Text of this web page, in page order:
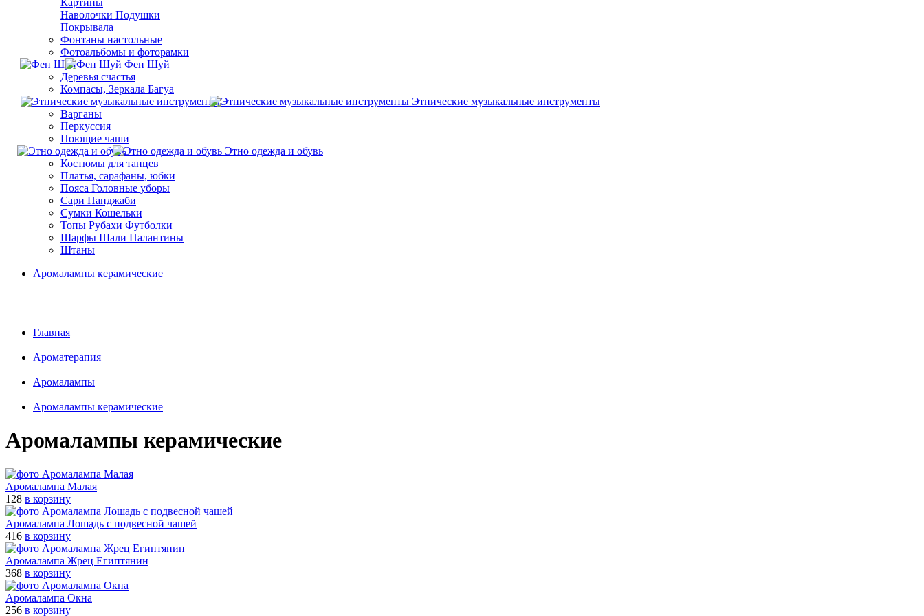
Картины
Наволочки Подушки
Покрывала
Фонтаны настольные
Фотоальбомы и фоторамки
Фен Шуй
Деревья счастья
Компасы, Зеркала Багуа
Этнические музыкальные инструменты
Варганы
Перкуссия
Поющие чаши
Этно одежда и обувь
Костюмы для танцев
Платья, сарафаны, юбки
Пояса Головные уборы
Сари Панджаби
Сумки Кошельки
Топы Рубахи Футболки
Шарфы Шали Палантины
Штаны
Aромалампы керамические
Главная
Ароматерапия
Аромалампы
Aромалампы керамические
Aромалампы керамические
Аромалампа Малая
128 в корзину
Аромалампа Лошадь с подвесной чашей
416 в корзину
Аромалампа Жрец Египтянин
368 в корзину
Аромалампа Окна
256 в корзину